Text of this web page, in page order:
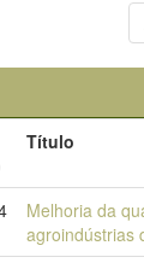
Título
Melhoria da
agroindústrias